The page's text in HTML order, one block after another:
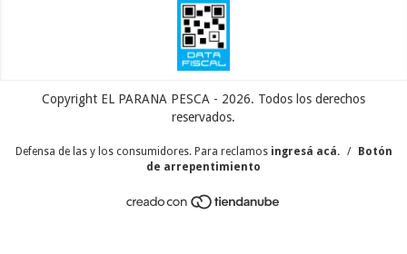
Copyright EL PARANA PESCA - 2026. Todos los derechos
reservados.
Defensa de las y los consumidores. Para reclamos ingresá acá. /
Botón
de arrepentimiento